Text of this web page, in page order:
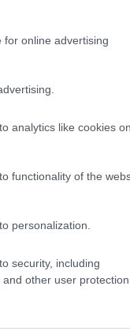
for online advertising
analytics like cookies on
functionality of the
personalization.
security, including
other user protection.